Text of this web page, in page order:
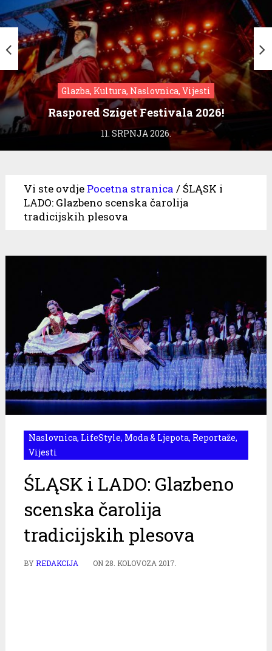
Glazba, Kultura, Naslovnica, Vijesti
Raspored Sziget Festivala 2026!
11. SRPNJA 2026.
Vi ste ovdje Pocetna stranica / ŚLĄSK i
LADO: Glazbeno scenska čarolija
tradicijskih plesova
Naslovnica, LifeStyle, Moda & Ljepota, Reportaže,
Vijesti
ŚLĄSK i LADO: Glazbeno
scenska čarolija
tradicijskih plesova
BYREDAKCIJA ON28. KOLOVOZA 2017.